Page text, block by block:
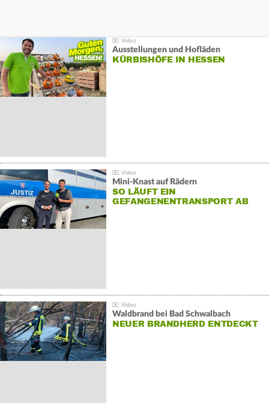
Ausstellungen und Hofläden
KÜRBISHÖFE IN HESSEN
Mini-Knast auf Rädern
SO LÄUFT EIN
GEFANGENENTRANSPORT AB
Waldbrand bei Bad Schwalbach
NEUER BRANDHERD ENTDECKT